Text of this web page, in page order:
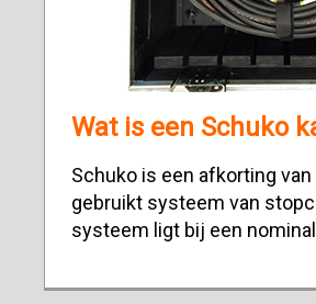
Wat is een Schuko
Schuko is een afkorting
gebruikt systeem van
systeem ligt bij een